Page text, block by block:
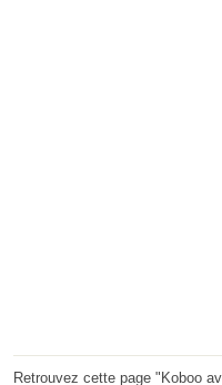
Retrouvez cette page "Koboo